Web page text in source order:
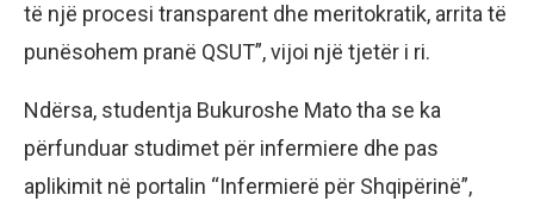
të një procesi transparent dhe meritokratik, arrita të
punësohem pranë QSUT”, vijoi një tjetër i ri.
Ndërsa, studentja Bukuroshe Mato tha se ka
përfunduar studimet për infermiere dhe pas
aplikimit në portalin “Infermierë për Shqipërinë”,